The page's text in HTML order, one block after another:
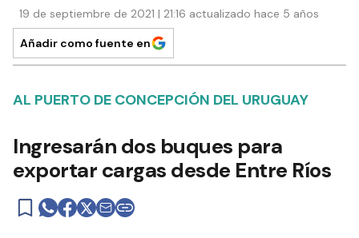
19 de septiembre de 2021 | 21:16 actualizado hace 5 años
Añadir como fuente en
AL PUERTO DE CONCEPCIÓN DEL URUGUAY
Ingresarán dos buques para
exportar cargas desde Entre Ríos